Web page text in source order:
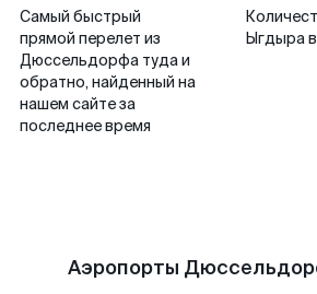
Самый быстрый
прямой перелет из
Дюссельдорфа туда и
обратно, найденный на
нашем сайте за
последнее время
Ыгдыра
Аэропорты